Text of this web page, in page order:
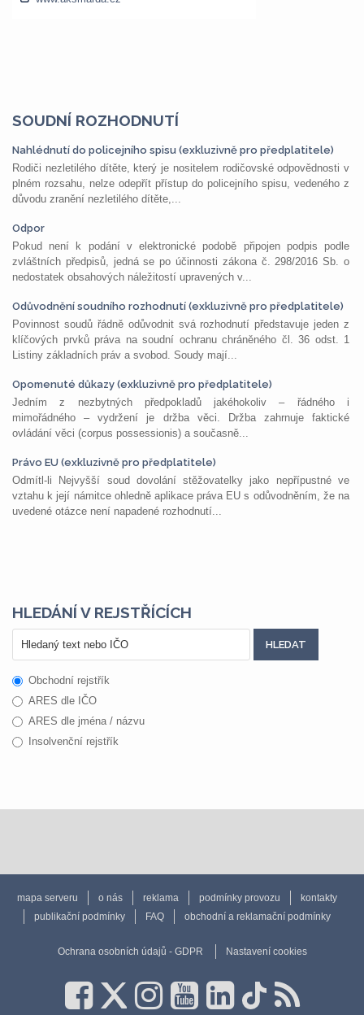
SOUDNÍ ROZHODNUTÍ
Nahlédnutí do policejního spisu (exkluzivně pro předplatitele)
Rodiči nezletilého dítěte, který je nositelem rodičovské odpovědnosti v
plném rozsahu, nelze odepřít přístup do policejního spisu, vedeného z
důvodu zranění nezletilého dítěte,...
Odpor
Pokud není k podání v elektronické podobě připojen podpis podle
zvláštních předpisů, jedná se po účinnosti zákona č. 298/2016 Sb. o
nedostatek obsahových náležitostí upravených v...
Odůvodnění soudního rozhodnutí (exkluzivně pro předplatitele)
Povinnost soudů řádně odůvodnit svá rozhodnutí představuje jeden z
klíčových prvků práva na soudní ochranu chráněného čl. 36 odst. 1
Listiny základních práv a svobod. Soudy mají...
Opomenuté důkazy (exkluzivně pro předplatitele)
Jedním z nezbytných předpokladů jakéhokoliv – řádného i
mimořádného – vydržení je držba věci. Držba zahrnuje faktické
ovládání věci (corpus possessionis) a současně...
Právo EU (exkluzivně pro předplatitele)
Odmítl-li Nejvyšší soud dovolání stěžovatelky jako nepřípustné ve
vztahu k její námitce ohledně aplikace práva EU s odůvodněním, že na
uvedené otázce není napadené rozhodnutí...
HLEDÁNÍ V REJSTŘÍCÍCH
Obchodní rejstřík
ARES dle IČO
ARES dle jména / názvu
Insolvenční rejstřík
mapa serveru o nás reklama podmínky provozu
kontakty
publikační podmínky
FAQ obchodní a reklamační podmínky
Ochrana osobních údajů - GDPR Nastavení cookies